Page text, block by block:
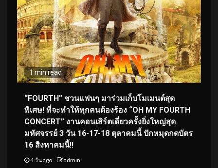
1 min read
“FOURTH” ชวนแฟนๆ มาร่วมเก็บโมเมนต์สุด
พิเศษ! ที่จะทำให้ทุกคนต้องร้อง “OH MY FOURTH
CONCERT” งานคอนเสิร์ตเดี่ยวครั้งยิ่งใหญ่สุด
มหัศจรรย์ 3 วัน 16-17-18 ตุลาคมนี้ ปักหมุดกดบัตร
16 สิงหาคมนี้!!
4 วัน ago admin